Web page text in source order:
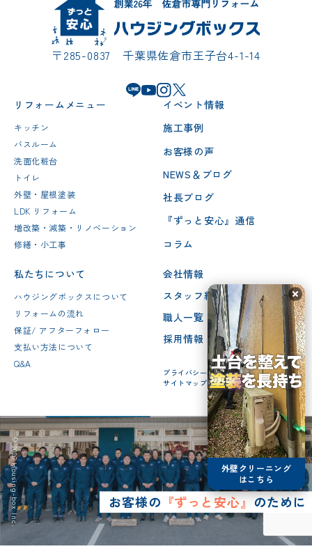
〒285-0837 千葉県佐倉市王子台4-1-14
リフォームメニュー
キッチン
バスルーム
洗面化粧台
トイレ
外壁・屋根塗装
LDK リフォーム
増改築・減築・リノベーション
修繕・小工事
イベント情報
施工事例
お客様の声
NEWS＆ブログ
社長ブログ
『ずっと安心』通信
コラム
私たちについて
ハウジングボックスについて
リフォームの流れ
保証/ アフターフォロー
支払い方法について
Q&A
会社情報
スタッフ紹介
職人一覧
採用情報
プライバシーポリシー
サイトマップ
お客様の 『ずっと安心』のために
© 2026 Housing-box Inc.
外壁クリーニング
はこちら